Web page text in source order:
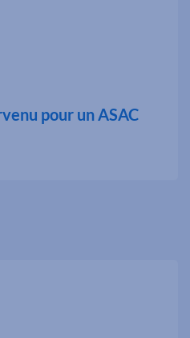
pour un ASAC